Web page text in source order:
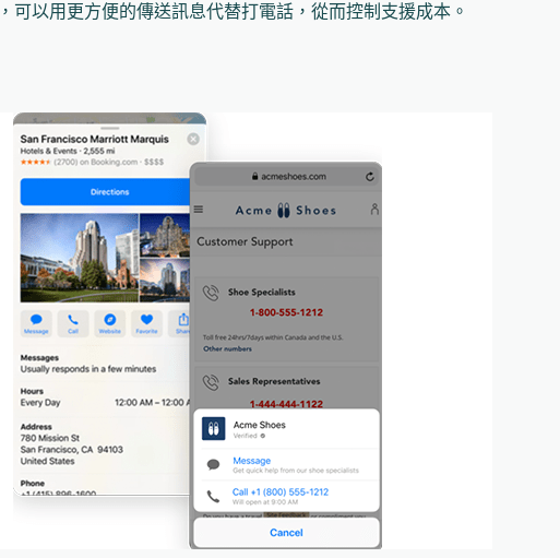
可以用更方便的傳送訊息代替打電話，從而控制支援成本。